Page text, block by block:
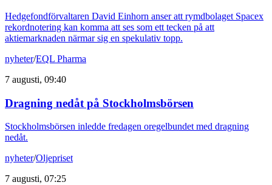
Hedgefondförvaltaren David Einhorn anser att rymdbolaget Spacex
rekordnotering kan komma att ses som ett tecken på att
aktiemarknaden närmar sig en spekulativ topp.
nyheter/EQL Pharma
7 augusti, 09:40
Dragning nedåt på Stockholmsbörsen
Stockholmsbörsen inledde fredagen oregelbundet med dragning
nedåt.
nyheter/Oljepriset
7 augusti, 07:25